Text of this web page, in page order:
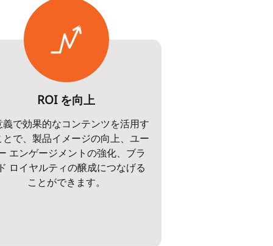
ROI を向上
義で効果的なコンテンツを活用す
とで、製品イメージの向上、ユー
エンゲージメントの強化、ブラ
ロイヤルティの醸成につなげる
ことができます。